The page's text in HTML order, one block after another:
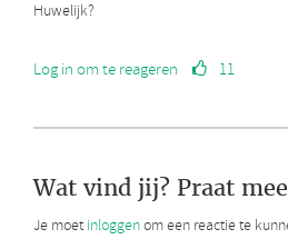
Huwelijk?
Log in om te reageren 11
Wat vind jij? Praat
Je moet inloggenom een reactie te